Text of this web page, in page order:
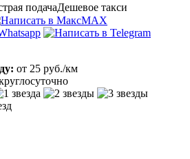
подачаДешевое такси
MAX
от 25 руб./км